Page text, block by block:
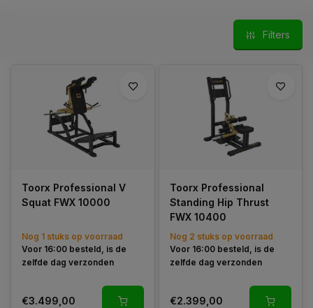
glute machine
Ontdek dan deBut Shaper krachtapparatuur
innovatieve lijn fitnessapparatuur die zich volledig richt op het
effectief trainen van de bilspieren.
De bilspieren spelen een sleutelrol in
kracht, stabiliteit en
. Met de But Shaper toestellen train je deze spieren
Filters
Toorx Professional V
Squat FWX 10000
Nog 1 stuks op voorraad
Voor 16:00 besteld, is de
zelfde dag verzonden
€3.499,00
Toorx Professional
Standing Hip Thrust
FWX 10400
Nog 2 stuks op voorraad
Voor 16:00 besteld, is de
zelfde dag verzonden
€2.399,00